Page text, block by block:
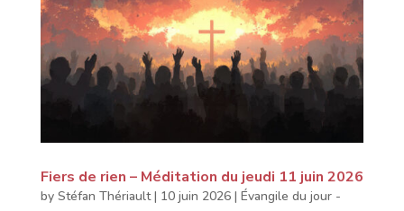
Fiers de rien – Méditation du jeudi 11 juin 2026
by Stéfan Thériault| 10 juin 2026| Évangile du jour -